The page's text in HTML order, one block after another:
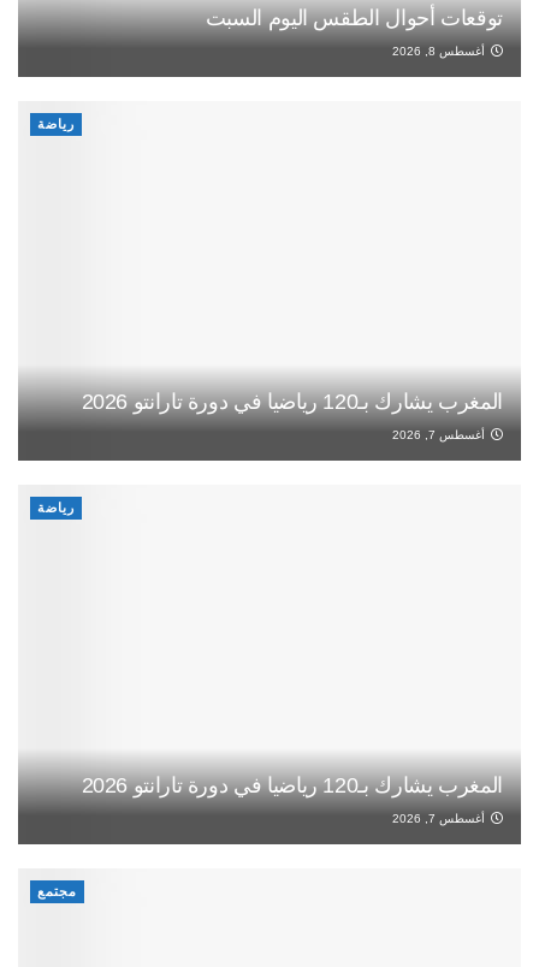
توقعات أحوال الطقس اليوم السبت
أغسطس 8, 2026
رياضة
المغرب يشارك بـ120 رياضيا في دورة تارانتو 2026
أغسطس 7, 2026
رياضة
المغرب يشارك بـ120 رياضيا في دورة تارانتو 2026
أغسطس 7, 2026
مجتمع